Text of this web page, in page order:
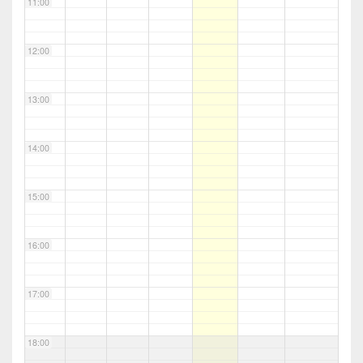
12:00
13:00
14:00
15:00
16:00
17:00
18:00